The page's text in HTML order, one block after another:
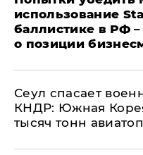
использование
баллистике в РФ
о позиции
​Сеул спасает
КНДР: Южная
тысяч тонн